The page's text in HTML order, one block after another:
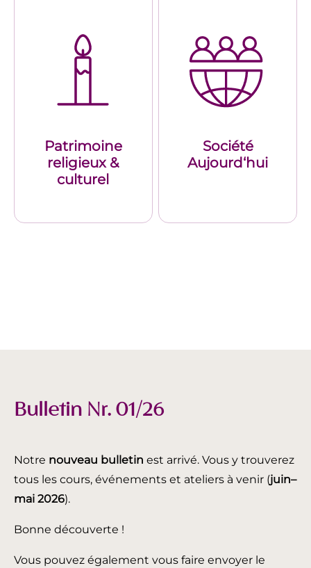
Patrimoine
religieux &
culturel
Société
Aujourd‘hui
Bulletin Nr. 01/26
Notre nouveau bulletin est arrivé. Vous y trouverez
tous les cours, événements et ateliers à venir (juin–
mai 2026).
Bonne découverte !
Vous pouvez également vous faire envoyer le